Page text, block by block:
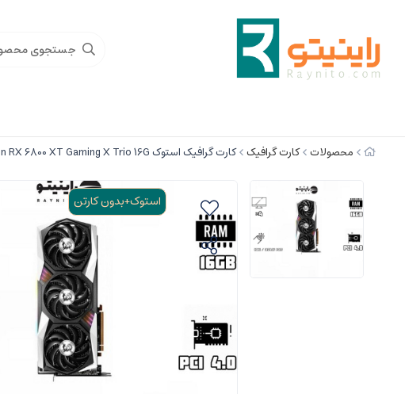
محصولات کارت گرافیک کارت گرافیک استوک MSI Radeon RX 6800 XT Gaming X Trio 16G
استوک+بدون کارتن